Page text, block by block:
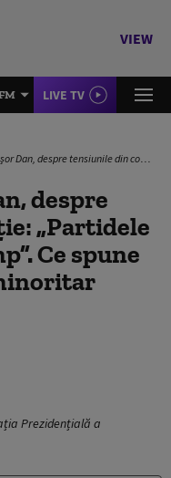
VIEW
LIVE TV
tensiunile din coaliţie: „Partidele se atacă de mult timp”. Ce spune despre un guvern minoritar
despre
„Partidele
Ce spune
Prezidențială a